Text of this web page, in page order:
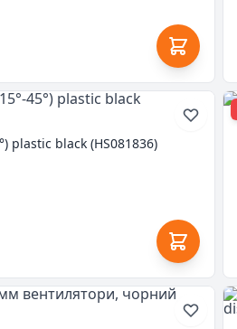
plastic black (HS081836)